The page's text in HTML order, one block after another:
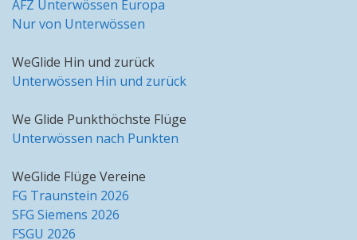
AFZ Unterwössen Europa
Nur von Unterwössen
WeGlide Hin und zurück
Unterwössen Hin und zurück
We Glide Punkthöchste Flüge
Unterwössen nach Punkten
WeGlide Flüge Vereine
FG Traunstein 2026
SFG Siemens 2026
FSGU 2026